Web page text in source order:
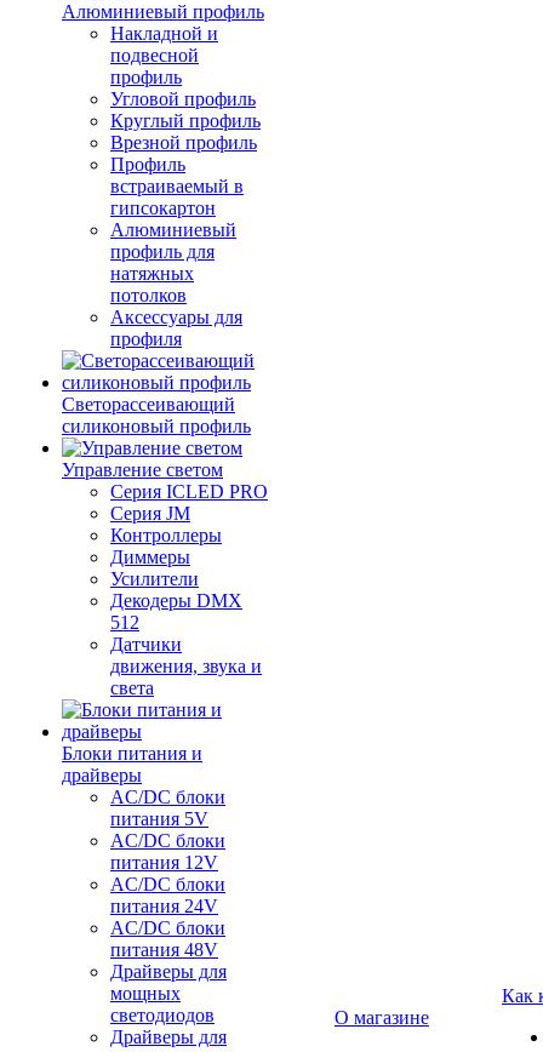
Алюминиевый профиль
Накладной и
подвесной
профиль
Угловой профиль
Круглый профиль
Врезной профиль
Профиль
встраиваемый в
гипсокартон
Алюминиевый
профиль для
натяжных
потолков
Аксессуары для
профиля
Светорассеивающий
силиконовый профиль
Управление светом
Серия ICLED PRO
Серия JM
Контроллеры
Диммеры
Усилители
Декодеры DMX
512
Датчики
движения, звука и
света
Блоки питания и
драйверы
AC/DC блоки
питания 5V
AC/DC блоки
питания 12V
AC/DC блоки
питания 24V
AC/DC блоки
питания 48V
Драйверы для
мощных
светодиодов
Драйверы для
О магазине
Как